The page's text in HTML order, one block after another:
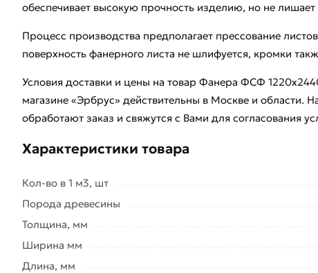
обеспечивает высокую прочность изделию, но не лишает
Процесс производства предполагает прессование
поверхность фанерного листа не шлифуется, кромки
Условия доставки и цены на товар Фанера ФСФ
магазине «Эрбрус» действительны в Москве и
обработают заказ и свяжутся с Вами для согласования
Характеристики товара
Кол-во в 1 м3, шт
Порода древесины
Толщина, мм
Ширина мм
Длина, мм